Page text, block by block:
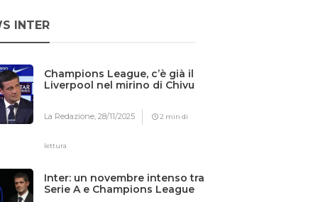
INTER
Champions League, c’è già il
Liverpool nel mirino di Chivu
La Redazione,28/11/2025 2 min di
lettura
Inter: un novembre intenso tra
Serie A e Champions League